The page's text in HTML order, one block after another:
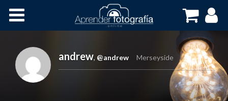
Cursos OnLine
andrew, @andrew Merseyside